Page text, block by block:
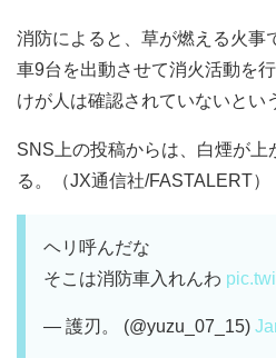
消防によると、草が燃える火事
車9台を出動させて消火活動を
けが人は確認されていないとい
SNS上の投稿からは、白煙が上
る。（JX通信社/FASTALERT）
ヘリ呼んだな
そこは消防車入れんわ
— 護刃。 (@yuzu_07_15)